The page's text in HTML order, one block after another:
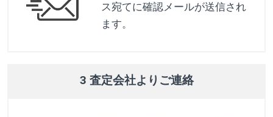
ス宛てに確認メールが送信され
ます。
3 査定会社よりご連絡